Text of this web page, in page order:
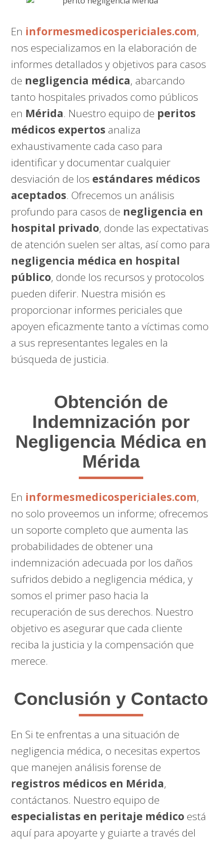
En informesmedicospericiales.com,
nos especializamos en la elaboración de
informes detallados y objetivos para casos
de negligencia médica, abarcando
tanto hospitales privados como públicos
en Mérida. Nuestro equipo de peritos
médicos expertos analiza
exhaustivamente cada caso para
identificar y documentar cualquier
desviación de los estándares médicos
aceptados. Ofrecemos un análisis
profundo para casos de negligencia en
hospital privado, donde las expectativas
de atención suelen ser altas, así como para
negligencia médica en hospital
público, donde los recursos y protocolos
pueden diferir. Nuestra misión es
proporcionar informes periciales que
apoyen eficazmente tanto a víctimas como
a sus representantes legales en la
búsqueda de justicia.
Obtención de
Indemnización por
Negligencia Médica en
Mérida
En informesmedicospericiales.com,
no solo proveemos un informe; ofrecemos
un soporte completo que aumenta las
probabilidades de obtener una
indemnización adecuada por los daños
sufridos debido a negligencia médica, y
somos el primer paso hacia la
recuperación de sus derechos. Nuestro
objetivo es asegurar que cada cliente
reciba la justicia y la compensación que
merece.
Conclusión y Contacto
En Si te enfrentas a una situación de
negligencia médica, o necesitas expertos
que manejen análisis forense de
registros médicos en Mérida,
contáctanos. Nuestro equipo de
especialistas en peritaje médico está
aquí para apoyarte y guiarte a través del